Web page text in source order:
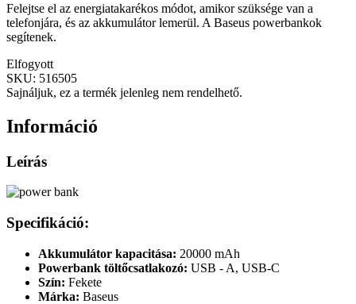
Felejtse el az energiatakarékos módot, amikor szüksége van a
telefonjára, és az akkumulátor lemerül. A Baseus powerbankok
segítenek.
Elfogyott
SKU: 516505
Sajnáljuk, ez a termék jelenleg nem rendelhető.
Információ
Leírás
Specifikáció:
Akkumulátor kapacitása: 20000 mAh
Powerbank töltőcsatlakozó: USB - A, USB-C
Szín: Fekete
Márka: Baseus